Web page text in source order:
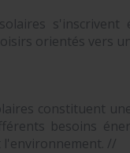
orientés vers
constituent
besoins
//